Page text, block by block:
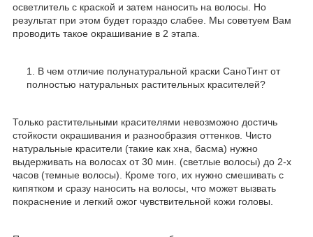
осветлитель с краской и затем наносить на волосы. Но
результат при этом будет гораздо слабее. Мы советуем Вам
проводить такое окрашивание в 2 этапа.
В чем отличие полунатуральной краски СаноТинт от
полностью натуральных растительных красителей?
Только растительными красителями невозможно достичь
стойкости окрашивания и разнообразия оттенков. Чисто
натуральные красители (такие как хна, басма) нужно
выдерживать на волосах от 30 мин. (светлые волосы) до 2-х
часов (темные волосы). Кроме того, их нужно смешивать с
кипятком и сразу наносить на волосы, что может вызвать
покраснение и легкий ожог чувствительной кожи головы.